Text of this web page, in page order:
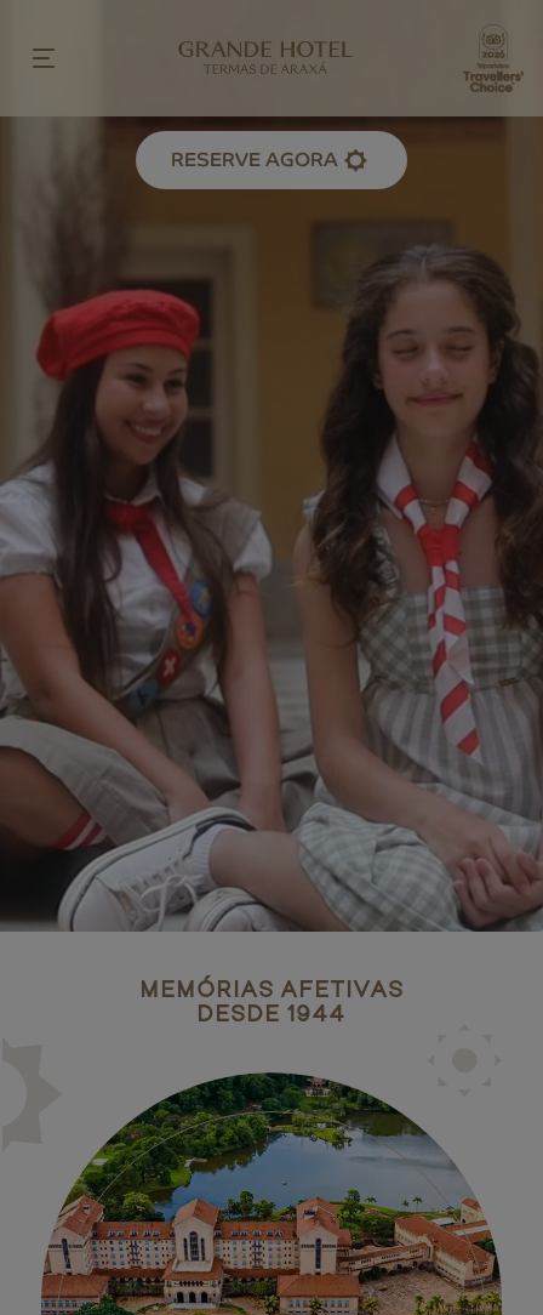
RESERVE AGORA
MEMÓRIAS AFETIVAS
DESDE 1944